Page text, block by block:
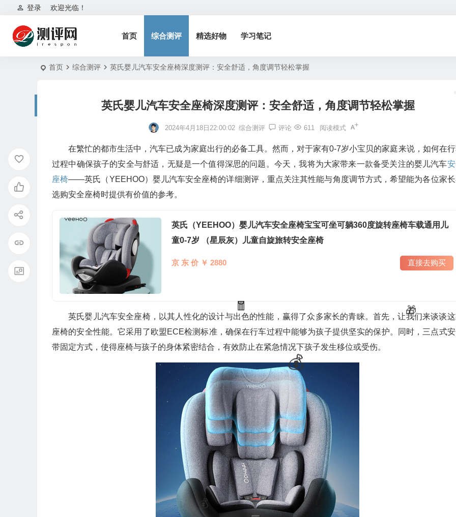
欢迎光临！
登录
首页 综合测评 精选好物 学习笔记
首页 综合测评 英氏婴儿汽车安全座椅深度测评：安全舒适，角度调节轻松掌握
英氏婴儿汽车安全座椅深度测评：安全舒适，角度调节轻松掌握
2024年4月18日22:00:02 综合测评 评论 611 阅读模式
在繁忙的都市生活中，汽车已成为家庭出行的必备工具。然而，对于家有0-7岁小宝贝的家庭来说，如何在
过程中确保孩子的安全与舒适，无疑是一个值得深思的问题。今天，我将为大家带来一款备受关注的婴儿汽车
座椅——英氏（YEEHOO）婴儿汽车安全座椅的详细测评，重点关注其性能与角度调节方式，希望能为各位家
选购安全座椅时提供有价值的参考。
英氏（YEEHOO）婴儿汽车安全座椅宝宝可坐可躺360度旋转座椅车载通用儿
童0-7岁 （星辰灰）儿童自旋旅转安全座椅
京 东 价 ￥ 2880 直接去购买
英氏婴儿汽车安全座椅，以其人性化的设计与出色的性能，赢得了众多家长的青睐。首先，让我们来谈谈
座椅的安全性能。它采用了欧盟ECE检测标准，确保在行车过程中能够为孩子提供坚实的保护。同时，三点式
带固定方式，使得座椅与孩子的身体紧密结合，有效防止在紧急情况下孩子发生移位或受伤。